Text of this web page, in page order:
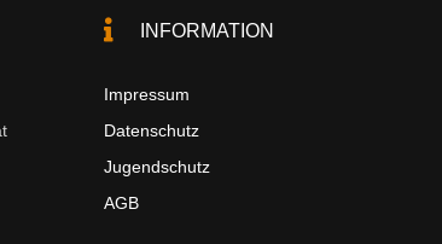
INFORMATION
Impressum
Datenschutz
Jugendschutz
AGB